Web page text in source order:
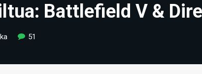
Battlefield V &
51